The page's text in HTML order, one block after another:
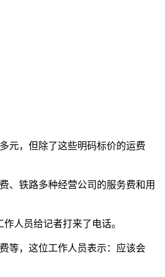
元，但除了这些明码标价的运费
、铁路多种经营公司的服务费和用
人员给记者打来了电话。
等，这位工作人员表示：应该会